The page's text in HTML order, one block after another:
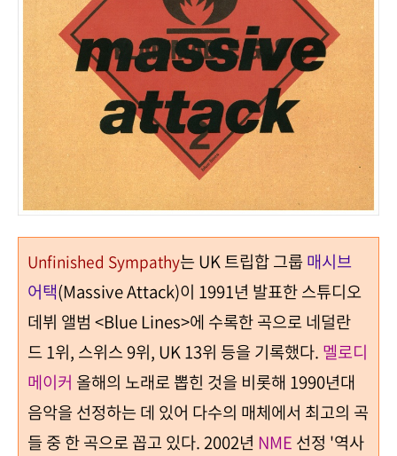
Unfinished Sympathy는 UK 트립합 그룹매시브
어택(Massive Attack)이 1991년 발표한 스튜디오
데뷔 앨범 <Blue Lines>에 수록한 곡으로 네덜란
드1위, 스위스9위, UK13위 등을 기록했다. 멜로디
메이커 올해의 노래로 뽑힌 것을 비롯해 1990년대
음악을 선정하는 데 있어 다수의 매체에서 최고의 곡
들 중 한 곡으로 꼽고 있다.2002년 NME 선정 '역사